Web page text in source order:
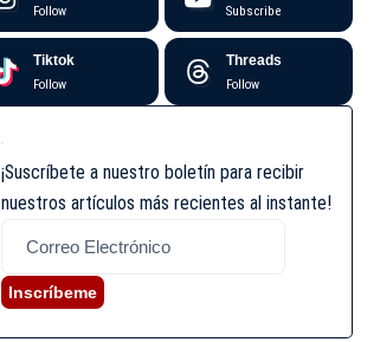
Follow Subscribe
Tiktok
Follow
Threads
Follow
¡Suscríbete a nuestro boletín para recibir
nuestros artículos más recientes al instante!
Inscríbeme